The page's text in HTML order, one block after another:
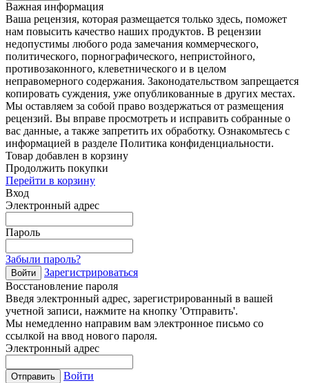
Важная информация
Ваша рецензия, которая размещается только здесь, поможет
нам повысить качество наших продуктов. В рецензии
недопустимы любого рода замечания коммерческого,
политического, порнографического, непристойного,
противозаконного, клеветнического и в целом
неправомерного содержания. Законодательством запрещается
копировать суждения, уже опубликованные в других местах.
Мы оставляем за собой право воздержаться от размещения
рецензий. Вы вправе просмотреть и исправить собранные о
вас данные, а также запретить их обработку. Ознакомьтесь с
информацией в разделе Политика конфиденциальности.
Товар добавлен в корзину
Продолжить покупки
Перейти в корзину
Вход
Электронный адрес
Пароль
Забыли пароль?
Войти
Зарегистрироваться
Восстановление пароля
Введя электронный адрес, зарегистрированный в вашей
учетной записи, нажмите на кнопку 'Отправить'.
Мы немедленно направим вам электронное письмо со
ссылкой на ввод нового пароля.
Электронный адрес
Отправить
Войти